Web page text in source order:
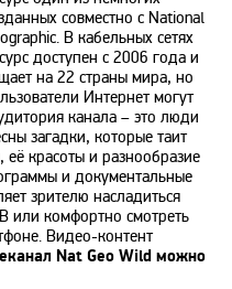
совместно с National
В кабельных сетях
доступен с 2006 года и
на 22 страны мира, но
Интернет могут
канала – это люди
загадки, которые таит
красоты и разнообразие
и документальные
зрителю насладиться
или комфортно смотреть
Видео-контент
Nat Geo Wild можно